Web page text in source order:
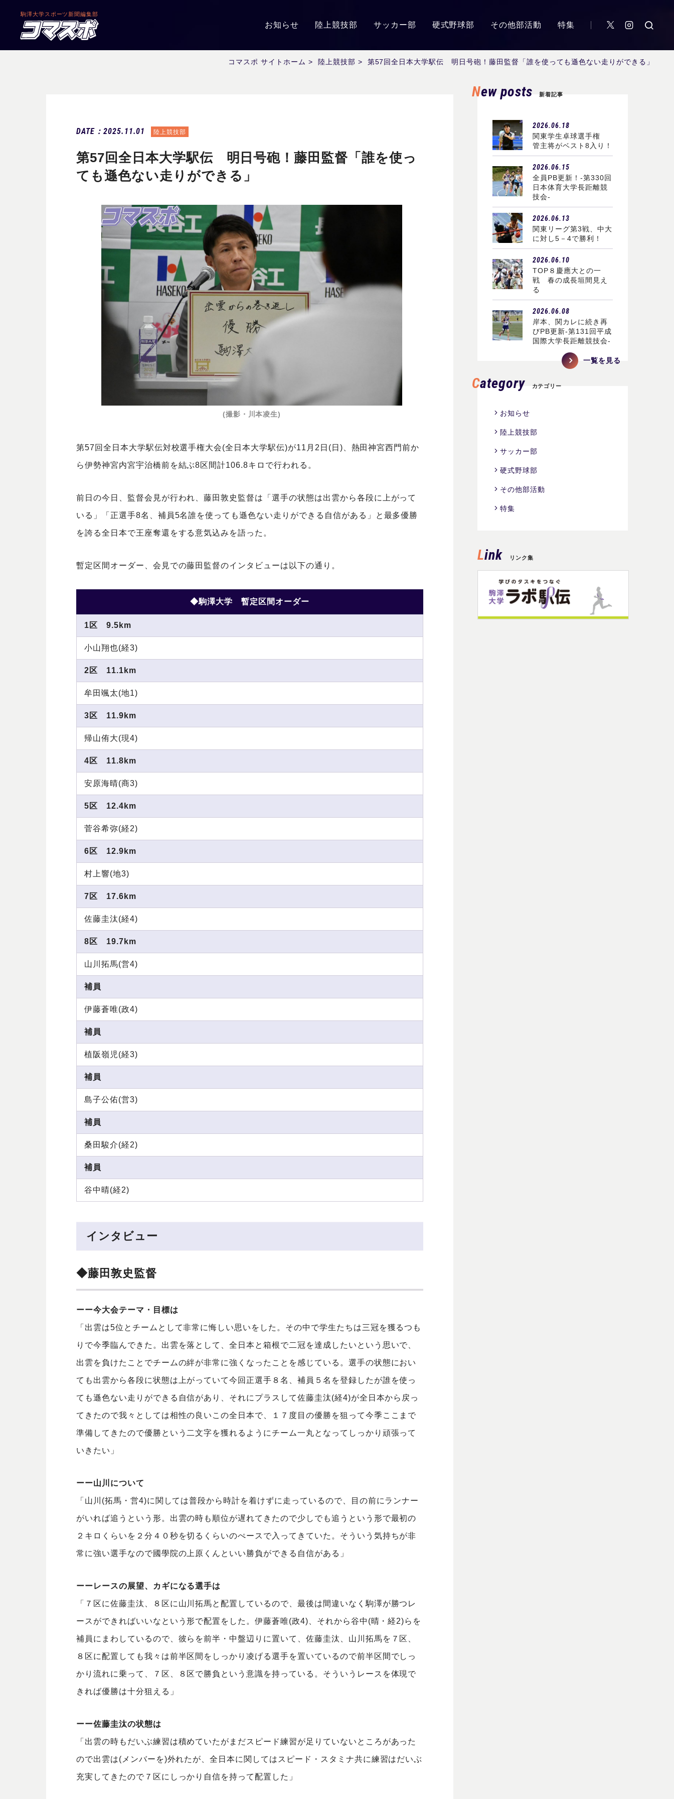
駒澤大学スポーツ新聞編集部
お知らせ 陸上競技部 サッカー部 硬式野球部 その他部活動 特集
コマスポ サイトホーム > 陸上競技部 > 第57回全日本大学駅伝 明日号砲！藤田監督「誰を使っても遜色ない走りができる」
DATE：2025.11.01 陸上競技部
第57回全日本大学駅伝 明日号砲！藤田監督「誰を使っ
ても遜色ない走りができる」
(撮影・川本凌生)
第57回全日本大学駅伝対校選手権大会(全日本大学駅伝)が11月2日(日)、熱田神宮西門前か
ら伊勢神宮内宮宇治橋前を結ぶ8区間計106.8キロで行われる。
前日の今日、監督会見が行われ、藤田敦史監督は「選手の状態は出雲から各段に上がって
いる」「正選手8名、補員5名誰を使っても遜色ない走りができる自信がある」と最多優勝
を誇る全日本で王座奪還をする意気込みを語った。
暫定区間オーダー、会見での藤田監督のインタビューは以下の通り。
◆駒澤大学 暫定区間オーダー
1区 9.5km
小山翔也(経3)
2区 11.1km
牟田颯太(地1)
3区 11.9km
帰山侑大(現4)
4区 11.8km
安原海晴(商3)
5区 12.4km
菅谷希弥(経2)
6区 12.9km
村上響(地3)
7区 17.6km
佐藤圭汰(経4)
8区 19.7km
山川拓馬(営4)
補員
伊藤蒼唯(政4)
補員
植阪嶺児(経3)
補員
島子公佑(営3)
補員
桑田駿介(経2)
補員
谷中晴(経2)
インタビュー
◆藤田敦史監督
ーー今大会テーマ・目標は
「出雲は5位とチームとして非常に悔しい思いをした。その中で学生たちは三冠を獲るつも
りで今季臨んできた。出雲を落として、全日本と箱根で二冠を達成したいという思いで、
出雲を負けたことでチームの絆が非常に強くなったことを感じている。選手の状態におい
ても出雲から各段に状態は上がっていて今回正選手８名、補員５名を登録したが誰を使っ
ても遜色ない走りができる自信があり、それにプラスして佐藤圭汰(経4)が全日本から戻っ
てきたので我々としては相性の良いこの全日本で、１７度目の優勝を狙って今季ここまで
準備してきたので優勝という二文字を獲れるようにチーム一丸となってしっかり頑張って
いきたい」
ーー山川について
「山川(拓馬・営4)に関しては普段から時計を着けずに走っているので、目の前にランナー
がいれば追うという形。出雲の時も順位が遅れてきたので少しでも追うという形で最初の
２キロくらいを２分４０秒を切るくらいのぺースで入ってきていた。そういう気持ちが非
常に強い選手なので國學院の上原くんといい勝負ができる自信がある」
ーーレースの展望、カギになる選手は
「７区に佐藤圭汰、８区に山川拓馬と配置しているので、最後は間違いなく駒澤が勝つレ
ースができればいいなという形で配置をした。伊藤蒼唯(政4)、それから谷中(晴・経2)らを
補員にまわしているので、彼らを前半・中盤辺りに置いて、佐藤圭汰、山川拓馬を７区、
８区に配置しても我々は前半区間をしっかり凌げる選手を置いているので前半区間でしっ
かり流れに乗って、７区、８区で勝負という意識を持っている。そういうレースを体現で
きれば優勝は十分狙える」
ーー佐藤圭汰の状態は
「出雲の時もだいぶ練習は積めていたがまだスピード練習が足りていないところがあった
ので出雲は(メンバーを)外れたが、全日本に関してはスピード・スタミナ共に練習はだいぶ
充実してきたので７区にしっかり自信を持って配置した」
New posts 新着記事
2026.06.18
関東学生卓球選手権
管主将がベスト8入り！
2026.06.15
全員PB更新！-第330回
日本体育大学長距離競
技会-
2026.06.13
関東リーグ第3戦、中大
に対し5－4で勝利！
2026.06.10
TOP８慶應大との一
戦 春の成長垣間見え
る
2026.06.08
岸本、関カレに続き再
びPB更新-第131回平成
国際大学長距離競技会-
一覧を見る
Category カテゴリー
お知らせ
陸上競技部
サッカー部
硬式野球部
その他部活動
特集
Link リンク集